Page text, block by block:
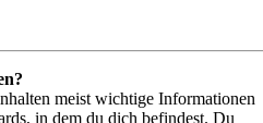
meist wichtige Informationen
in dem du dich befindest. Du